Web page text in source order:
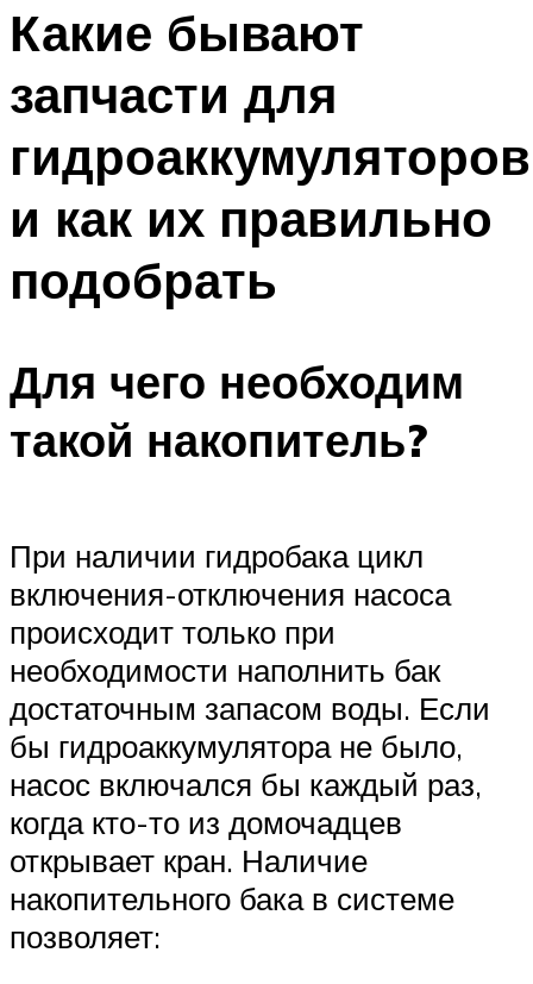
Меню
Какие бывают
запчасти для
гидроаккумуляторов
и как их правильно
подобрать
Для чего необходим
такой накопитель?
При наличии гидробака цикл
включения-отключения насоса
происходит только при
необходимости наполнить бак
достаточным запасом воды. Если
бы гидроаккумулятора не было,
насос включался бы каждый раз,
когда кто-то из домочадцев
открывает кран. Наличие
накопительного бака в системе
позволяет: